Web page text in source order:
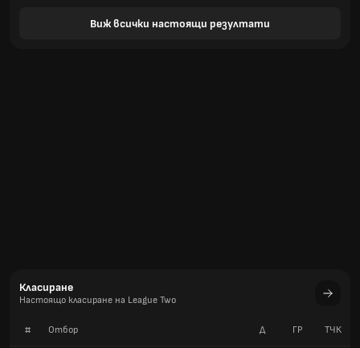
Виж всички настоящи резултати
Класиране
Настоящо класиране на League Two
# Отбор Д ГР TЧК